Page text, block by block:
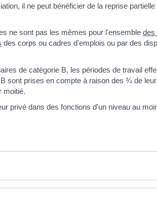
il ne peut bénéficier de la reprise
ne sont pas les mêmes pour l'ensemble des
des corps ou cadres d'emplois ou par des
de catégorie B, les périodes de travail
sont prises en compte à raison des ¾ de
moitié.
privé dans des fonctions d'un niveau au